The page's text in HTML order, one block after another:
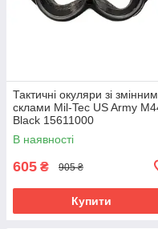
Тактичні окуляри зі
склами Mil-Tec US Army
Black 15611000
В наявності
605 ₴ 905 ₴
Купити